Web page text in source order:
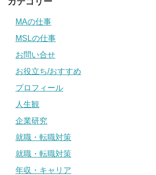
MAの仕事
MSLの仕事
お問い合せ
お役立ち/おすすめ
プロフィール
人生観
企業研究
就職・転職対策
就職・転職対策
年収・キャリア